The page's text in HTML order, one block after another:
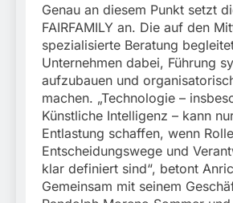
Genau an diesem Punkt setzt
FAIRFAMILY an. Die auf den
spezialisierte Beratung
Unternehmen dabei, Führung
aufzubauen und
machen. „Technologie –
Künstliche Intelligenz – kann
Entlastung schaffen, wenn
Entscheidungswege und
klar definiert sind“, betont
Gemeinsam mit seinem